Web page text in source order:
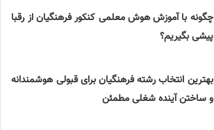
چگونه با آموزش هوش معلمی کنکور فرهنگیان از رقبا
پیشی بگیریم؟
بهترین انتخاب رشته فرهنگیان برای قبولی هوشمندانه
و ساختن آینده شغلی مطمئن